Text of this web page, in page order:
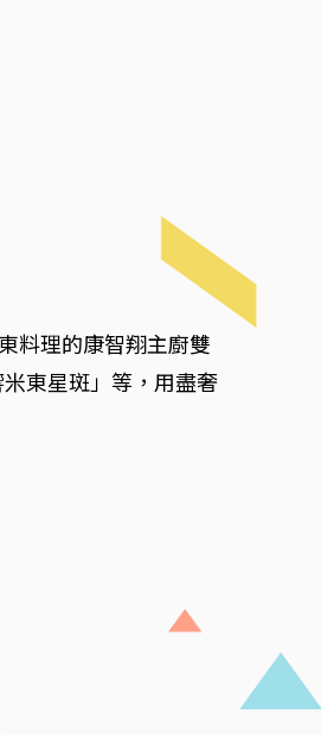
料理的康智翔主廚雙
東星斑」等，用盡奢